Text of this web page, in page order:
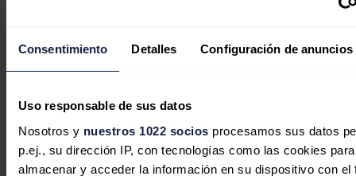
Consentimiento Detalles Configuración de anuncios
Uso responsable de sus datos
Nosotros y nuestros 1022 socios procesamos sus datos
p.ej., su dirección IP, con tecnologías como las cookies para
almacenar y acceder la información en su dispositivo con el
Ecoener emitirá bonos convertibles
por 15 millones para impulsar su
crecimiento orgánico